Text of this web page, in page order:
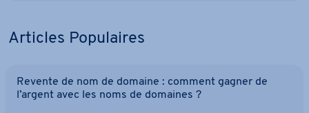
Articles Po­pu­laires
Revente de nom de domaine : comment gagner de
l’argent avec les noms de domaines ?